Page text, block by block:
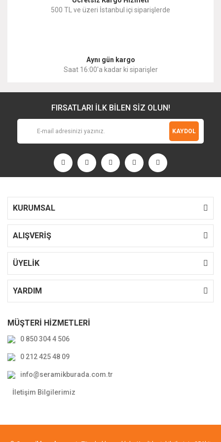
500 TL ve üzeri İstanbul içi siparişlerde
Aynı gün kargo
Saat 16:00'a kadar ki siparişler
FIRSATLARI İLK BİLEN SİZ OLUN!
KAYDOL
KURUMSAL
ALIŞVERİŞ
ÜYELİK
YARDIM
MÜŞTERİ HİZMETLERİ
0 850 304 4 506
0 212 425 48 09
info@seramikburada.com.tr
İletişim Bilgilerimiz